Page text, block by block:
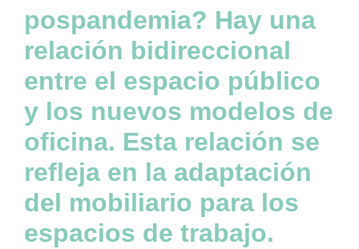
pospandemia? Hay una
relación bidireccional
entre el espacio público
y los nuevos modelos de
oficina. Esta relación se
refleja en la adaptación
del mobiliario para los
espacios de trabajo.